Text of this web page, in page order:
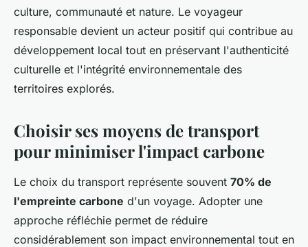
culture, communauté et nature. Le voyageur
responsable devient un acteur positif qui contribue au
développement local tout en préservant l'authenticité
culturelle et l'intégrité environnementale des
territoires explorés.
Choisir ses moyens de transport
pour minimiser l'impact carbone
Le choix du transport représente souvent 70% de
l'empreinte carbone d'un voyage. Adopter une
approche réfléchie permet de réduire
considérablement son impact environnemental tout en